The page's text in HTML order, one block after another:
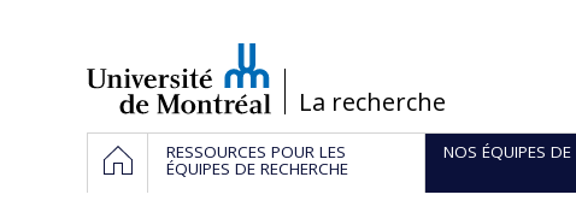
/La recherche
Navigation
principale
ACCUEILRESSOURCES POUR LES
ÉQUIPES DE RECHERCHE
NOS ÉQUIPES DE